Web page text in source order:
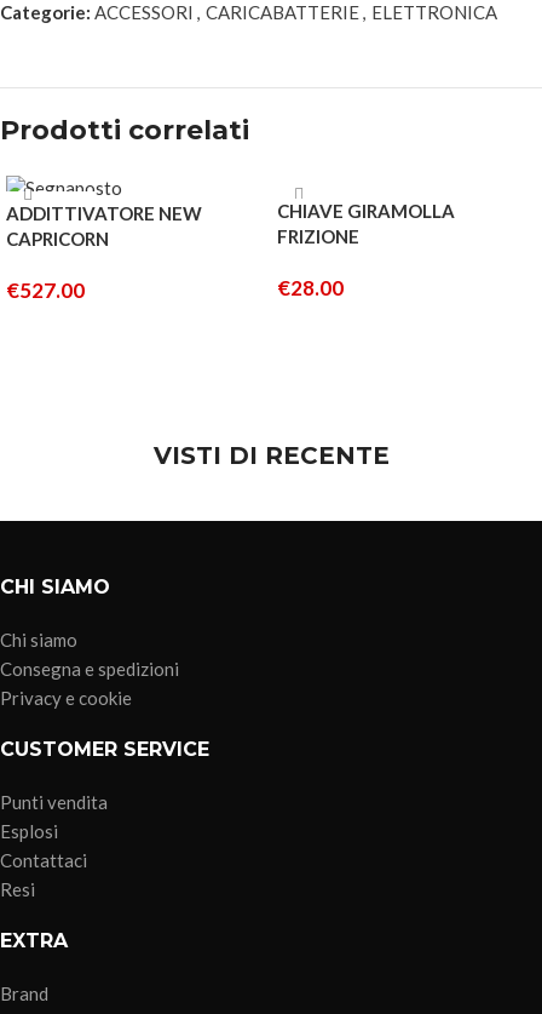
Categorie: ACCESSORI , CARICABATTERIE, ELETTRONICA
Prodotti correlati
ESAURITO
ADDITTIVATORE NEW
CAPRICORN
€527.00
ESAURITO
CHIAVE GIRAMOLLA
FRIZIONE
€28.00
VISTI DI RECENTE
CHI SIAMO
Chi siamo
Consegna e spedizioni
Privacy e cookie
CUSTOMER SERVICE
Punti vendita
Esplosi
Contattaci
Resi
EXTRA
Brand